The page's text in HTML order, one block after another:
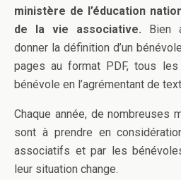
ministère de l’éducation
de la vie associative. Bien
donner la définition d’un
pages au format PDF, tous
bénévole en l’agrémentant de
Chaque année, de nombreuses
sont à prendre en
associatifs et par les
leur situation change.